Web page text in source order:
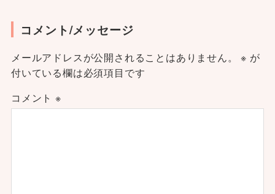
コメント/メッセージ
メールアドレスが公開されることはありません。 ※ が
付いている欄は必須項目です
コメント ※